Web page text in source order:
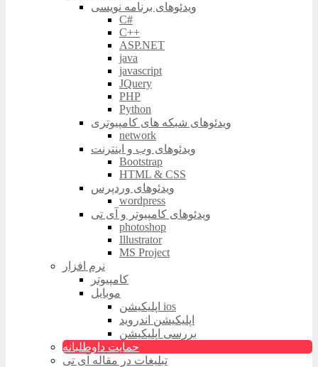
ویدئوهای برنامه نویسی
C#
C++
ASP.NET
java
javascript
JQuery
PHP
Python
ویدئوهای شبکه های کامپیوتری
network
ویدئوهای وب و اینترنت
Bootstrap
HTML & CSS
ویدئوهای وردپرس
wordpress
ویدئوهای کامپیوتر و آی تی
photoshop
Illustrator
MS Project
نرم افزار
کامپیوتر
موبایل
اپلیکیشن ios
اپلیکیشن اندروید
بررسی اپلیکیشن
حمایت داوطلبانه
تبلیغات در مقاله آی تی